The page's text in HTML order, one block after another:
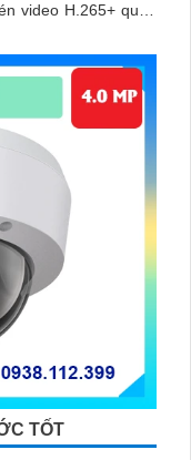
video H.265+ quản
TỐT